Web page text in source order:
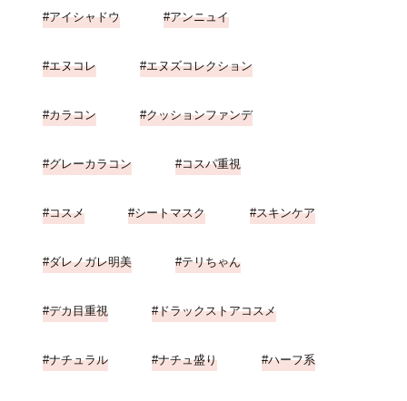
アイシャドウ アンニュイ
エヌコレ エヌズコレクション
カラコン クッションファンデ
グレーカラコン コスパ重視
コスメ シートマスク スキンケア
ダレノガレ明美 テリちゃん
デカ目重視 ドラックストアコスメ
ナチュラル ナチュ盛り ハーフ系